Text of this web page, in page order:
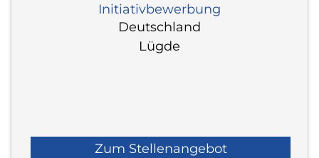
Initiativbewerbung
Deutschland
Lügde
Zum Stellenangebot